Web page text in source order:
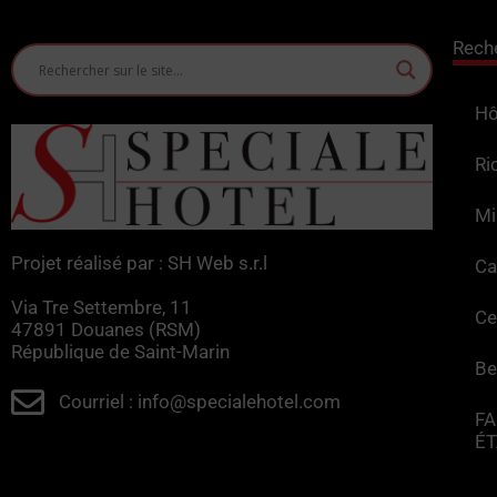
Projet réalisé par : SH Web s.r.l
Via Tre Settembre, 11
47891 Douanes (RSM)
République de Saint-Marin
Courriel : info@specialehotel.com